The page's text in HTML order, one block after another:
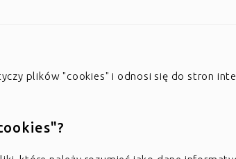
plików "cookies" i odnosi się do stron